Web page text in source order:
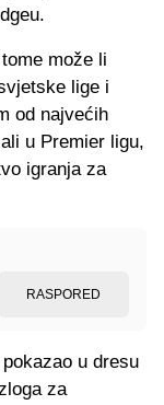
može li
lige i
od najvećih
u Premier ligu,
igranja za
RASPORED
u dresu
za